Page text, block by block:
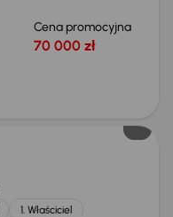
Cena promocyjna
70 000 zł
1. Właściciel